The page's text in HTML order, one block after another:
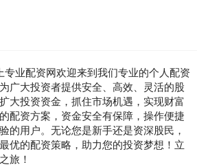
业配资网欢迎来到我们专业的个人配资
广大投资者提供安全、高效、灵活的股
大投资资金，抓住市场机遇，实现财富
配资方案，资金安全有保障，操作便捷
的用户。无论您是新手还是资深股民，
优的配资策略，助力您的投资梦想！立
旅！